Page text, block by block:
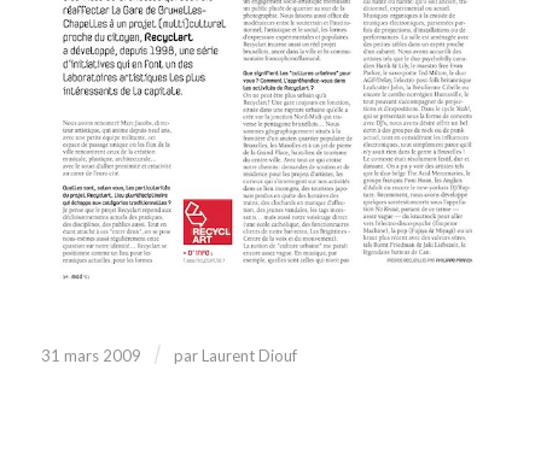
31 mars 2009 / par Laurent Diouf